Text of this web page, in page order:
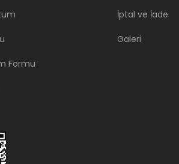
Formu
İptal ve İade
Galeri